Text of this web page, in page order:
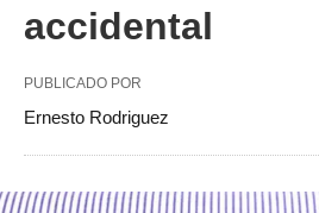
accidental
PUBLICADO POR
Ernesto Rodriguez